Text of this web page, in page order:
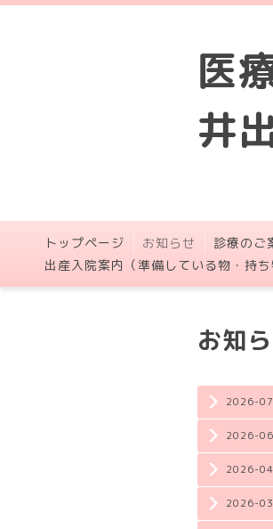
医
井
トップページ お知らせ 診療のご
出産入院案内（準備している物・持ち
2026-07
2026-06
2026-04
2026-03
お知